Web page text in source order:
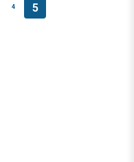
4 5